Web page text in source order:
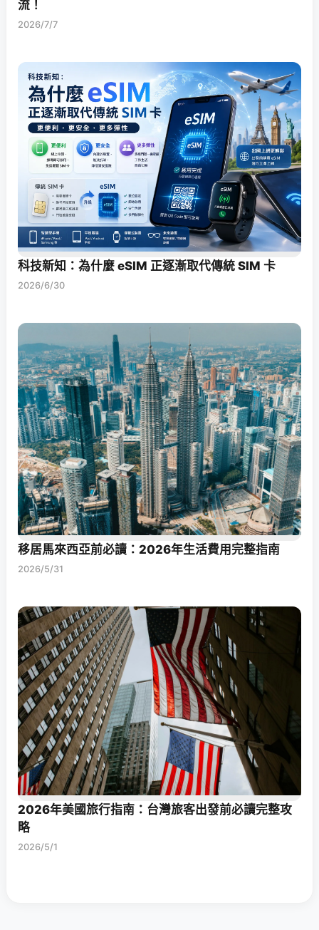
流！
2026/7/7
科技新知：為什麼 eSIM 正逐漸取代傳統 SIM 卡
2026/6/30
移居馬來西亞前必讀：2026年生活費用完整指南
2026/5/31
2026年美國旅行指南：台灣旅客出發前必讀完整攻
略
2026/5/1